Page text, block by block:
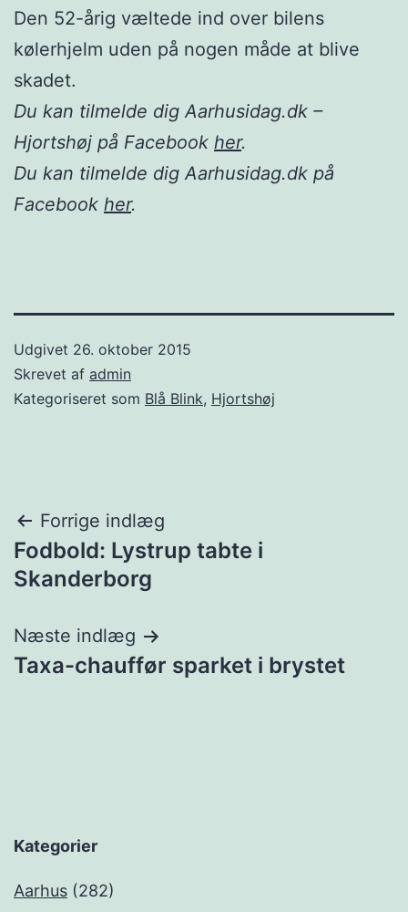
Den 52-årig væltede ind over bilens
kølerhjelm uden på nogen måde at blive
skadet.
Du kan tilmelde dig Aarhusidag.dk –
Hjortshøj på Facebook her.
Du kan tilmelde dig Aarhusidag.dk på
Facebook her.
Udgivet 26. oktober 2015
Skrevet af admin
Kategoriseret som Blå Blink, Hjortshøj
Indlægsnavigation
Forrige indlæg
Fodbold: Lystrup tabte i
Skanderborg
Næste indlæg
Taxa-chauffør sparket i brystet
Kategorier
Aarhus (282)